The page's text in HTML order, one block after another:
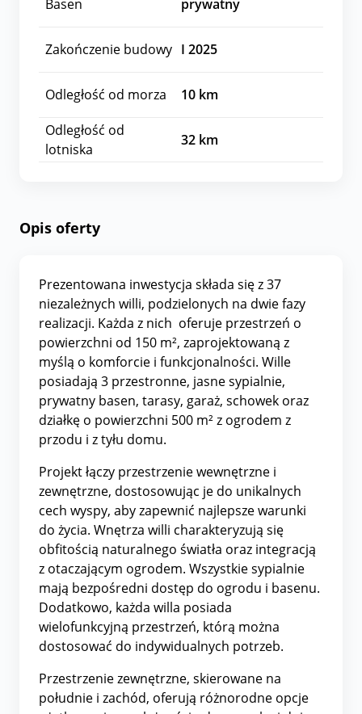
Basen prywatny
Zakończenie budowy I 2025
Odległość od morza 10 km
Odległość od
lotniska
32 km
Opis oferty
Prezentowana inwestycja składa się z 37
niezależnych willi, podzielonych na dwie fazy
realizacji. Każda z nich oferuje przestrzeń o
powierzchni od 150 m², zaprojektowaną z
myślą o komforcie i funkcjonalności. Wille
posiadają 3 przestronne, jasne sypialnie,
prywatny basen, tarasy, garaż, schowek oraz
działkę o powierzchni 500 m² z ogrodem z
przodu i z tyłu domu.
Projekt łączy przestrzenie wewnętrzne i
zewnętrzne, dostosowując je do unikalnych
cech wyspy, aby zapewnić najlepsze warunki
do życia. Wnętrza willi charakteryzują się
obfitością naturalnego światła oraz integracją
z otaczającym ogrodem. Wszystkie sypialnie
mają bezpośredni dostęp do ogrodu i basenu.
Dodatkowo, każda willa posiada
wielofunkcyjną przestrzeń, którą można
dostosować do indywidualnych potrzeb.
Przestrzenie zewnętrzne, skierowane na
południe i zachód, oferują różnorodne opcje